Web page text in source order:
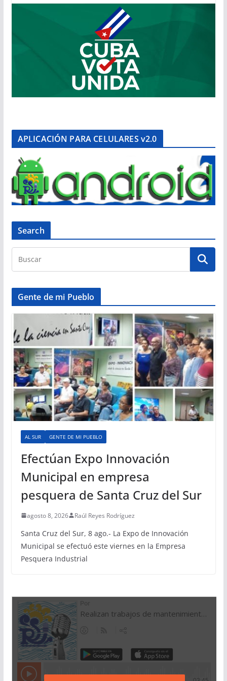
APLICACIÓN PARA CELULARES v2.0
Search
Gente de mi Pueblo
AL SUR GENTE DE MI PUEBLO
Efectúan Expo Innovación
Municipal en empresa
pesquera de Santa Cruz del Sur
agosto 8, 2026 Raúl Reyes Rodríguez
Santa Cruz del Sur, 8 ago.- La Expo de Innovación
Municipal se efectuó este viernes en la Empresa
Pesquera Industrial